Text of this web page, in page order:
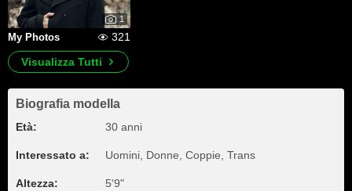
1
My Photos
321
Visualizza Tutti
Biografia modella
Età: 30 anni
Interessato a: Uomini, Donne, Coppie, Trans
Altezza: 5'9"